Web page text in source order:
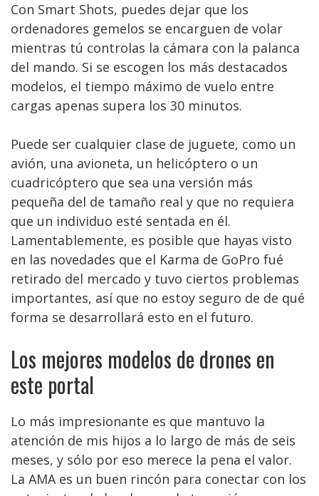
Con Smart Shots, puedes dejar que los
ordenadores gemelos se encarguen de volar
mientras tú controlas la cámara con la palanca
del mando. Si se escogen los más destacados
modelos, el tiempo máximo de vuelo entre
cargas apenas supera los 30 minutos.
Puede ser cualquier clase de juguete, como un
avión, una avioneta, un helicóptero o un
cuadricóptero que sea una versión más
pequeña del de tamaño real y que no requiera
que un individuo esté sentada en él.
Lamentablemente, es posible que hayas visto
en las novedades que el Karma de GoPro fué
retirado del mercado y tuvo ciertos problemas
importantes, así que no estoy seguro de de qué
forma se desarrollará esto en el futuro.
Los mejores modelos de drones en
este portal
Lo más impresionante es que mantuvo la
atención de mis hijos a lo largo de más de seis
meses, y sólo por eso merece la pena el valor.
La AMA es un buen rincón para conectar con los